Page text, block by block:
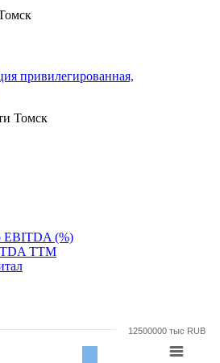
привилегированная,
Томск
EBITDA (%)
TTM
12500000 тыс RUB